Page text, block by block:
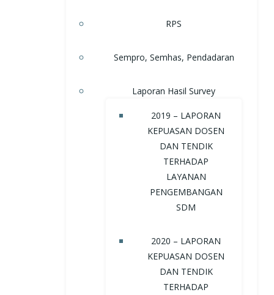
RPS
Sempro, Semhas, Pendadaran
Laporan Hasil Survey
2019 – LAPORAN
KEPUASAN DOSEN
DAN TENDIK
TERHADAP
LAYANAN
PENGEMBANGAN
SDM
2020 – LAPORAN
KEPUASAN DOSEN
DAN TENDIK
TERHADAP